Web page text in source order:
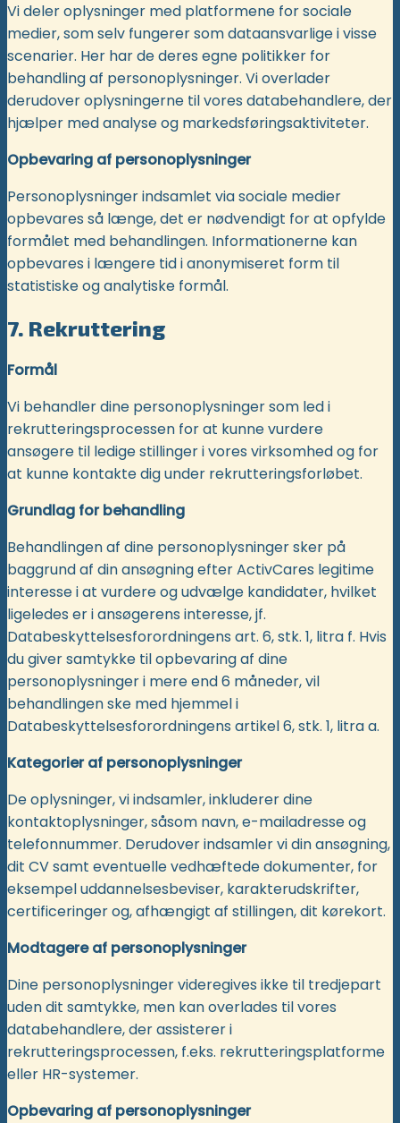
Vi deler oplysninger med platformene for sociale
medier, som selv fungerer som dataansvarlige i visse
scenarier. Her har de deres egne politikker for
behandling af personoplysninger. Vi overlader
derudover oplysningerne til vores databehandlere, der
hjælper med analyse og markedsføringsaktiviteter.
Opbevaring af personoplysninger
Personoplysninger indsamlet via sociale medier
opbevares så længe, det er nødvendigt for at opfylde
formålet med behandlingen. Informationerne kan
opbevares i længere tid i anonymiseret form til
statistiske og analytiske formål.
7. Rekruttering
Formål
Vi behandler dine personoplysninger som led i
rekrutteringsprocessen for at kunne vurdere
ansøgere til ledige stillinger i vores virksomhed og for
at kunne kontakte dig under rekrutteringsforløbet.
Grundlag for behandling
Behandlingen af dine personoplysninger sker på
baggrund af din ansøgning efter ActivCares legitime
interesse i at vurdere og udvælge kandidater, hvilket
ligeledes er i ansøgerens interesse, jf.
Databeskyttelsesforordningens art. 6, stk. 1, litra f. Hvis
du giver samtykke til opbevaring af dine
personoplysninger i mere end 6 måneder, vil
behandlingen ske med hjemmel i
Databeskyttelsesforordningens artikel 6, stk. 1, litra a.
Kategorier af personoplysninger
De oplysninger, vi indsamler, inkluderer dine
kontaktoplysninger, såsom navn, e-mailadresse og
telefonnummer. Derudover indsamler vi din ansøgning,
dit CV samt eventuelle vedhæftede dokumenter, for
eksempel uddannelsesbeviser, karakterudskrifter,
certificeringer og, afhængigt af stillingen, dit kørekort.
Modtagere af personoplysninger
Dine personoplysninger videregives ikke til tredjepart
uden dit samtykke, men kan overlades til vores
databehandlere, der assisterer i
rekrutteringsprocessen, f.eks. rekrutteringsplatforme
eller HR-systemer.
Opbevaring af personoplysninger